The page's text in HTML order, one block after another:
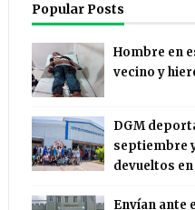
Popular Posts
Hombre en
vecino y
DGM
septiembre
devueltos
Envían ante